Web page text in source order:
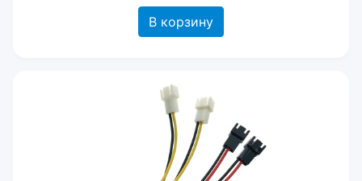
В корзину